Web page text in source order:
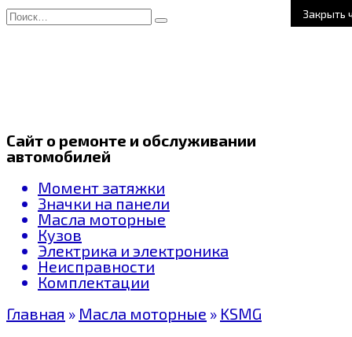
Закрыть
Перейти
к
Search
for:
Сайт о ремонте и обслуживании
автомобилей
Момент затяжки
Значки на панели
Масла моторные
Кузов
Электрика и электроника
Неисправности
Комплектации
Главная » Масла моторные » KSMG